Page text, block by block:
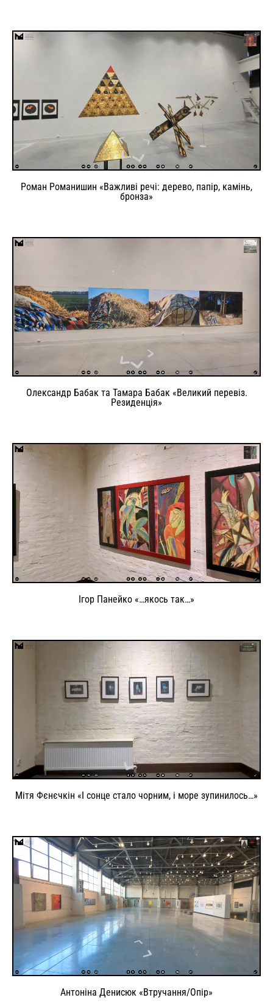
Роман Романишин «Важливі речі: дерево, папір, камінь,
бронза»
Олександр Бабак та Тамара Бабак «Великий перевіз.
Резиденція»
Ігор Панейко «…якось так…»
Мітя Фєнєчкін «І сонце стало чорним, і море зупинилось…»
Антоніна Денисюк «Втручання/Опір»